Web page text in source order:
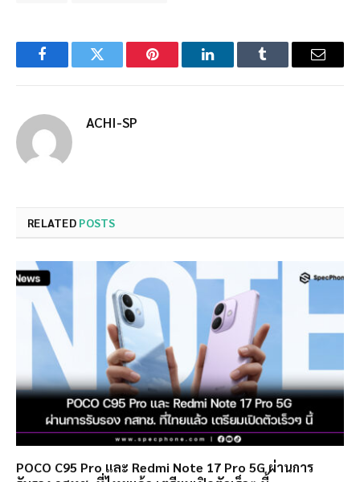
FacebookTwitter Pinterest LinkedInTumblr Email
ACHI-SP
RELATED POSTS
POCO C95 Pro และ Redmi Note 17 Pro 5G ผ่านการ